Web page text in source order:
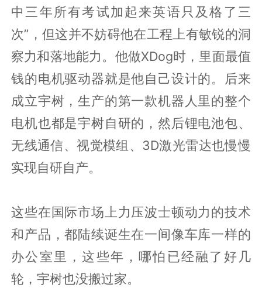
中三年所有考试加起来英语只及格了三
次”，但这并不妨碍他在工程上有敏锐的洞
察力和落地能力。他做XDog时，里面最值
钱的电机驱动器就是他自己设计的。后来
成立宇树，生产的第一款机器人里的整个
电机也都是宇树自研的，然后锂电池包、
无线通信、视觉模组、3D激光雷达也慢慢
实现自研自产。
这些在国际市场上力压波士顿动力的技术
和产品，都陆续诞生在一间像车库一样的
办公室里，这些年，哪怕已经融了好几
轮，宇树也没搬过家。